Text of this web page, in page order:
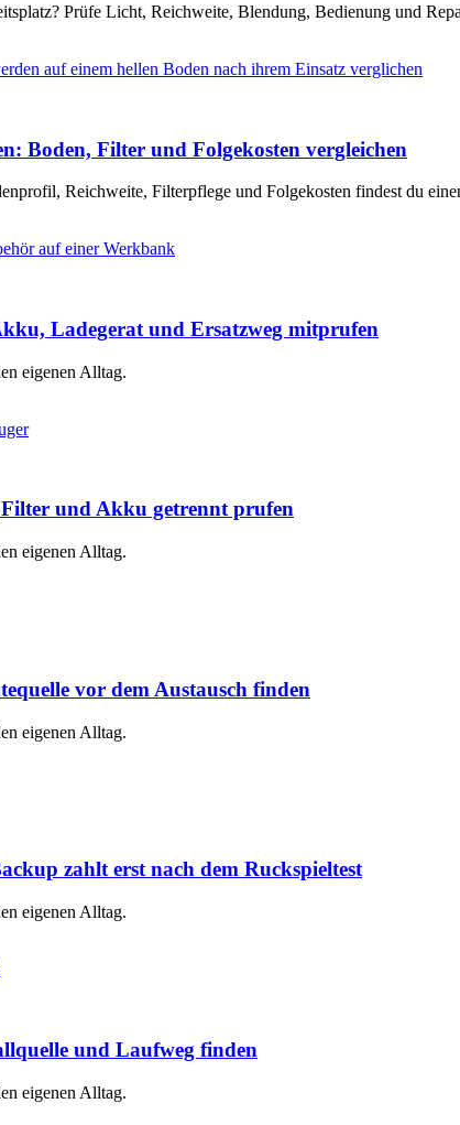
Prüfe Licht, Reichweite, Blendung, Bedienung und
Boden, Filter und Folgekosten vergleichen
Reichweite, Filterpflege und Folgekosten findest du
Ladegerat und Ersatzweg mitprufen
eigenen Alltag.
und Akku getrennt prufen
eigenen Alltag.
vor dem Austausch finden
eigenen Alltag.
zahlt erst nach dem Ruckspieltest
eigenen Alltag.
und Laufweg finden
eigenen Alltag.